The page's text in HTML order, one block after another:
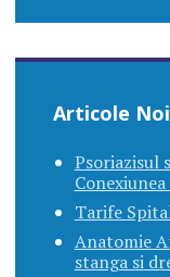
Articole Noi
Psoriazisul
Tarife
Anatomie
stanga si